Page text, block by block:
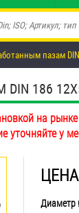
пазам
186
на
уточняйте у
Диаметр